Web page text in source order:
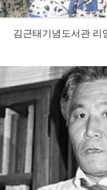
김근태기념도서관 리